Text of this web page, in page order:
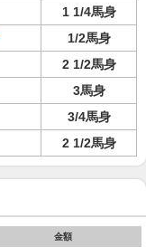
1 1/4馬身
1/2馬身
2 1/2馬身
3馬身
3/4馬身
2 1/2馬身
金額